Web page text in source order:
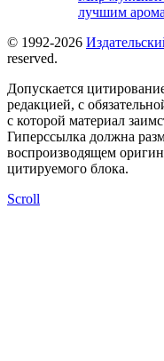
лучшим
© 1992-2026
reserved.
Допускается
редакцией, с
с которой материал
Гиперссылка должна
воспроизводящем
цитируемого блока.
Scroll